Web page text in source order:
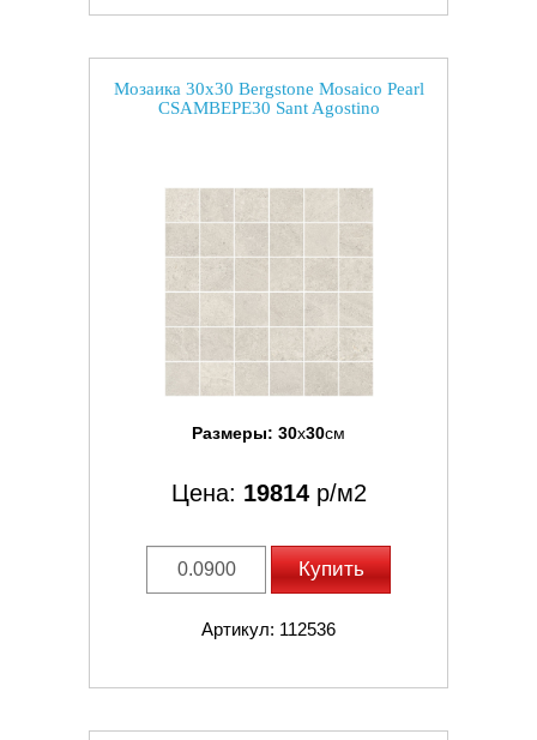
Мозаика 30x30 Bergstone Mosaico Pearl
CSAMBEPE30 Sant Agostino
Размеры: 30x30см
Цена: 19814р/м2
Купить
Артикул: 112536